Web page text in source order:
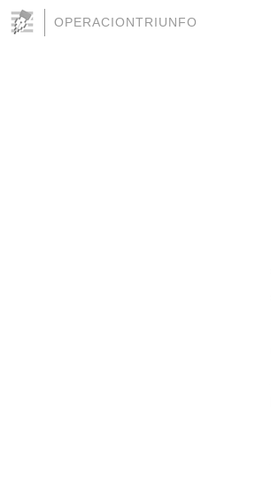
OPERACIONTRIUNFO